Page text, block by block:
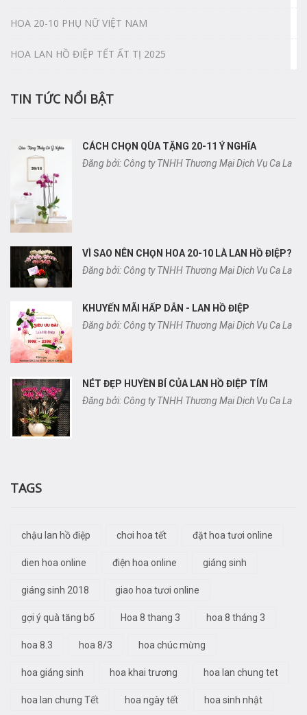
HOA 20-10 PHỤ NỮ VIỆT NAM
HOA LAN HỒ ĐIỆP TẾT ẤT TỊ 2025
TIN TỨC NỔI BẬT
CÁCH CHỌN QÙA TẶNG 20-11 Ý NGHĨA
Đăng bởi: Công ty TNHH Thương Mại Dịch Vụ Ca La
VÌ SAO NÊN CHỌN HOA 20-10 LÀ LAN HỒ ĐIỆP?
Đăng bởi: Công ty TNHH Thương Mại Dịch Vụ Ca La
KHUYẾN MÃI HẤP DẪN - LAN HỒ ĐIỆP
Đăng bởi: Công ty TNHH Thương Mại Dịch Vụ Ca La
NÉT ĐẸP HUYỀN BÍ CỦA LAN HỒ ĐIỆP TÍM
Đăng bởi: Công ty TNHH Thương Mại Dịch Vụ Ca La
TAGS
chậu lan hồ điệp chơi hoa tết đặt hoa tươi online
dien hoa online điện hoa online giáng sinh
giáng sinh 2018 giao hoa tươi online
gợi ý quà tăng bố Hoa 8 thang 3 hoa 8 tháng 3
hoa 8.3 hoa 8/3 hoa chúc mừng
hoa giáng sinh hoa khai trương hoa lan chung tet
hoa lan chưng Tết hoa ngày tết hoa sinh nhật